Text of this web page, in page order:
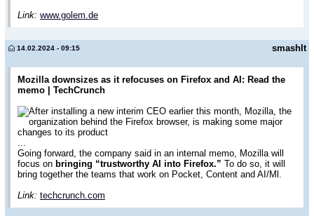
Link: www.golem.de
smashIt
14.02.2024 - 09:15
Mozilla downsizes as it refocuses on Firefox and AI: Read the
memo | TechCrunch
After installing a new interim CEO earlier this month, Mozilla, the
organization behind the Firefox browser, is making some major
changes to its product
Going forward, the company said in an internal memo, Mozilla will
focus on bringing “trustworthy AI into Firefox.” To do so, it will
bring together the teams that work on Pocket, Content and AI/Ml.
Link: techcrunch.com